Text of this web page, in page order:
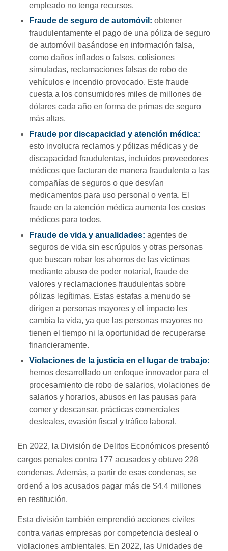
empleado no tenga recursos.
Fraude de seguro de automóvil: obtener
fraudulentamente el pago de una póliza de seguro
de automóvil basándose en información falsa,
como daños inflados o falsos, colisiones
simuladas, reclamaciones falsas de robo de
vehículos e incendio provocado. Este fraude
cuesta a los consumidores miles de millones de
dólares cada año en forma de primas de seguro
más altas.
Fraude por discapacidad y atención médica:
esto involucra reclamos y pólizas médicas y de
discapacidad fraudulentas, incluidos proveedores
médicos que facturan de manera fraudulenta a las
compañías de seguros o que desvían
medicamentos para uso personal o venta. El
fraude en la atención médica aumenta los costos
médicos para todos.
Fraude de vida y anualidades: agentes de
seguros de vida sin escrúpulos y otras personas
que buscan robar los ahorros de las víctimas
mediante abuso de poder notarial, fraude de
valores y reclamaciones fraudulentas sobre
pólizas legítimas. Estas estafas a menudo se
dirigen a personas mayores y el impacto les
cambia la vida, ya que las personas mayores no
tienen el tiempo ni la oportunidad de recuperarse
financieramente.
Violaciones de la justicia en el lugar de trabajo:
hemos desarrollado un enfoque innovador para el
procesamiento de robo de salarios, violaciones de
salarios y horarios, abusos en las pausas para
comer y descansar, prácticas comerciales
desleales, evasión fiscal y tráfico laboral.
En 2022, la División de Delitos Económicos presentó
cargos penales contra 177 acusados y obtuvo 228
condenas. Además, a partir de esas condenas, se
ordenó a los acusados pagar más de $4.4 millones
en restitución.
Esta división también emprendió acciones civiles
contra varias empresas por competencia desleal o
violaciones ambientales. En 2022, las Unidades de